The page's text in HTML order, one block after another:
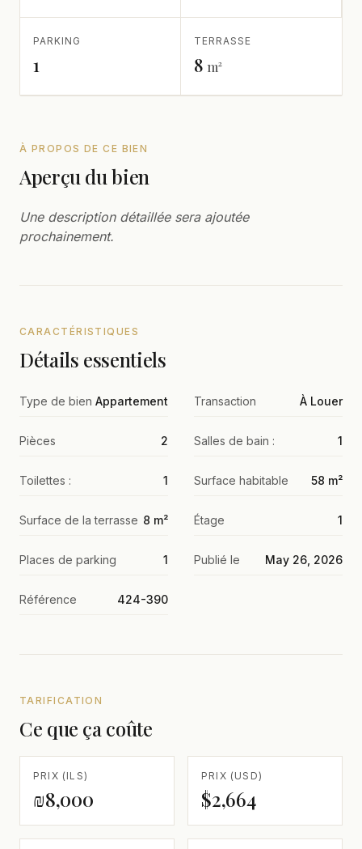
PARKING
1
TERRASSE
8 m²
À PROPOS DE CE BIEN
Aperçu du bien
Une description détaillée sera ajoutée
prochainement.
CARACTÉRISTIQUES
Détails essentiels
Type de bien Appartement Transaction À Louer
Pièces 2 Salles de bain : 1
Toilettes : 1 Surface habitable 58 m²
Surface de la terrasse 8 m² Étage 1
Places de parking 1 Publié le May 26, 2026
Référence 424-390
TARIFICATION
Ce que ça coûte
PRIX (ILS)
₪8,000
PRIX (USD)
$2,664